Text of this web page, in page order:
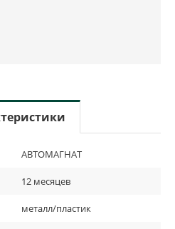
АВТОМАГНАТ
12 месяцев
металл/пластик